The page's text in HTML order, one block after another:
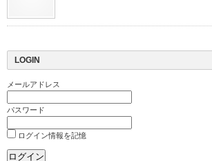
LOGIN
メールアドレス
パスワード
ログイン情報を記憶